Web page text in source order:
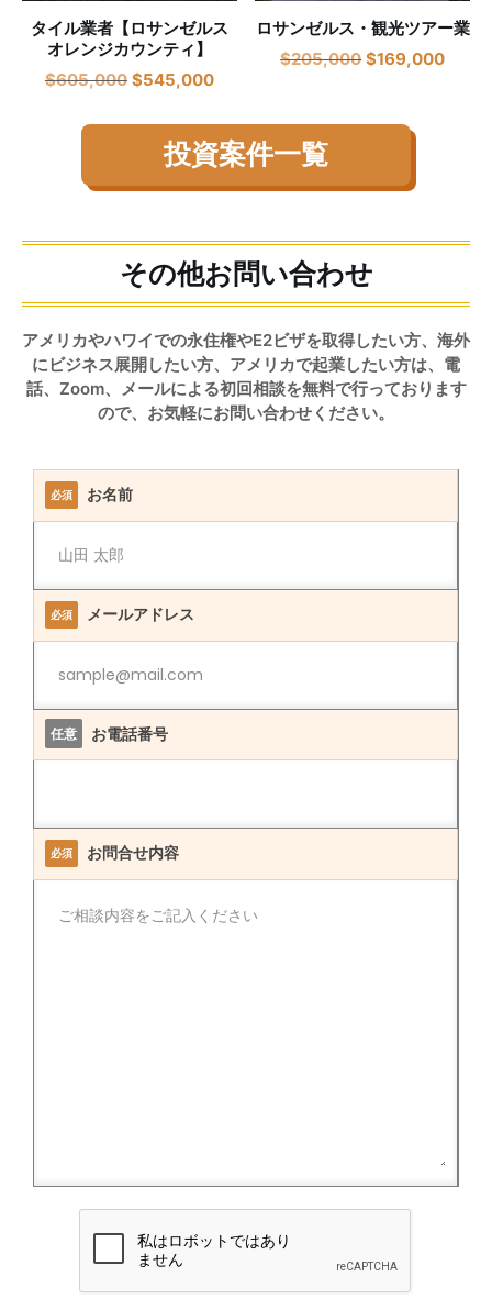
タイル業者【ロサンゼルス
オレンジカウンティ】
$605,000 $545,000
ロサンゼルス・観光ツアー業
$205,000 $169,000
投資案件一覧
その他お問い合わせ
アメリカやハワイでの永住権やE2ビザを取得したい方、海外
にビジネス展開したい方、アメリカで起業したい方は、電
話、Zoom、メールによる初回相談を無料で行っております
ので、お気軽にお問い合わせください。
必須 お名前
必須 メールアドレス
任意 お電話番号
必須 お問合せ内容